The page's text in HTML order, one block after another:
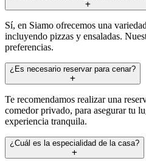
Sí, en Siamo ofrecemos una
incluyendo pizzas y ensaladas.
preferencias.
¿Es necesario reservar para cenar?
Te recomendamos realizar una
comedor privado, para asegurar tu
experiencia tranquila.
¿Cuál es la especialidad de la casa?